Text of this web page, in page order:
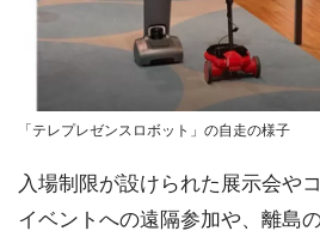
「テレプレゼンスロボット」の自走の様子
入場制限が設けられた展示会や
イベントへの遠隔参加や、離島